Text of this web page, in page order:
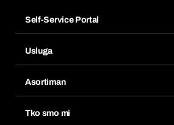
Self-Service Portal
Popisi želja
Ponovno naručivanje
Pretplate
Usluga
Tražitelji proizvoda
Asortiman
Tko smo mi